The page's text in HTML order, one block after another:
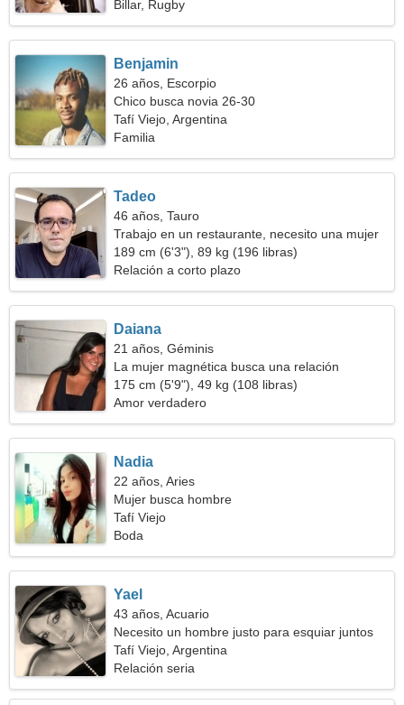
Billar, Rugby
Benjamin
26 años, Escorpio
Chico busca novia 26-30
Tafí Viejo, Argentina
Familia
Tadeo
46 años, Tauro
Trabajo en un restaurante, necesito una mujer
ingeniosa
189 cm (6'3"), 89 kg (196 libras)
Relación a corto plazo
Daiana
21 años, Géminis
La mujer magnética busca una relación
175 cm (5'9"), 49 kg (108 libras)
Amor verdadero
Nadia
22 años, Aries
Mujer busca hombre
Tafí Viejo
Boda
Yael
43 años, Acuario
Necesito un hombre justo para esquiar juntos
Tafí Viejo, Argentina
Relación seria